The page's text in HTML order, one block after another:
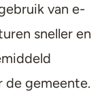
van e-
sneller en
de gemeente.